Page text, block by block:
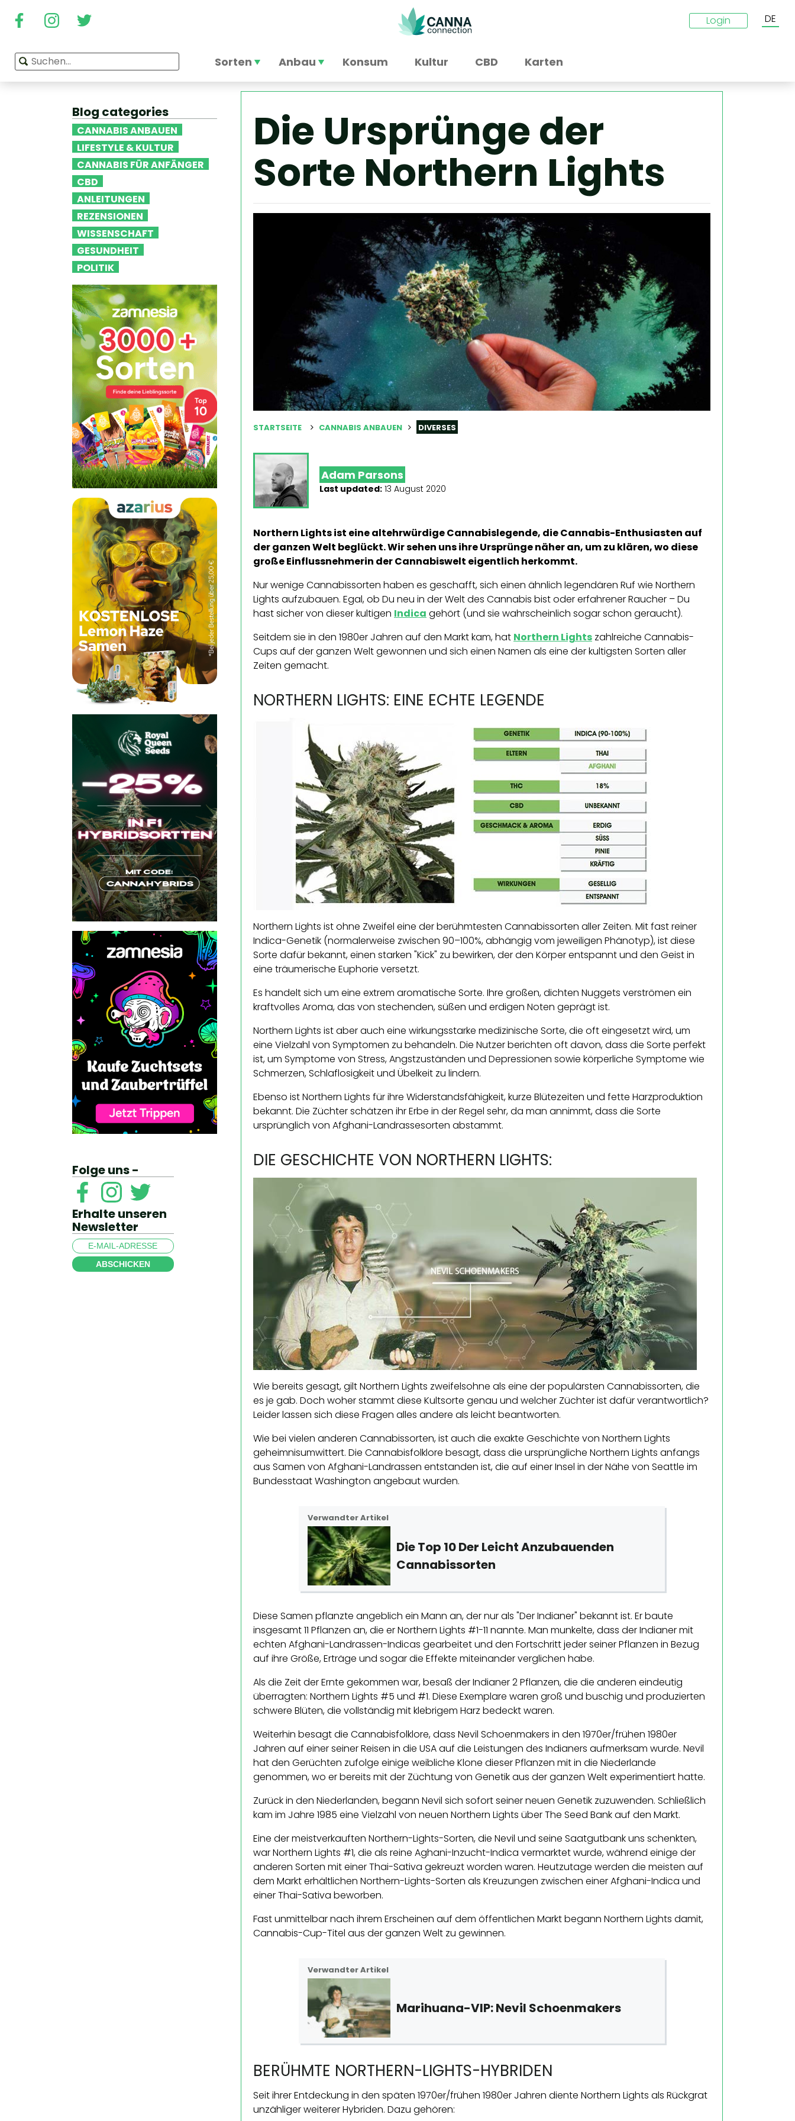
Login DE
Sorten Anbau Konsum Kultur CBD Karten
Blog categories
CANNABIS ANBAUEN
LIFESTYLE & KULTUR
CANNABIS FÜR ANFÄNGER
CBD
ANLEITUNGEN
REZENSIONEN
WISSENSCHAFT
GESUNDHEIT
POLITIK
Folge uns -
Erhalte unseren
Newsletter
ABSCHICKEN
Die Ursprünge der
Sorte Northern Lights
STARTSEITE CANNABIS ANBAUEN DIVERSES
Adam Parsons
Last updated: 13 August 2020
Northern Lights ist eine altehrwürdige Cannabislegende, die Cannabis-Enthusiasten auf
der ganzen Welt beglückt. Wir sehen uns ihre Ursprünge näher an, um zu klären, wo diese
große Einflussnehmerin der Cannabiswelt eigentlich herkommt.
Nur wenige Cannabissorten haben es geschafft, sich einen ähnlich legendären Ruf wie Northern
Lights aufzubauen. Egal, ob Du neu in der Welt des Cannabis bist oder erfahrener Raucher – Du
hast sicher von dieser kultigen Indica gehört (und sie wahrscheinlich sogar schon geraucht).
Seitdem sie in den 1980er Jahren auf den Markt kam, hat Northern Lights zahlreiche Cannabis-
Cups auf der ganzen Welt gewonnen und sich einen Namen als eine der kultigsten Sorten aller
Zeiten gemacht.
NORTHERN LIGHTS: EINE ECHTE LEGENDE
Northern Lights ist ohne Zweifel eine der berühmtesten Cannabissorten aller Zeiten. Mit fast reiner
Indica-Genetik (normalerweise zwischen 90–100%, abhängig vom jeweiligen Phänotyp), ist diese
Sorte dafür bekannt, einen starken "Kick" zu bewirken, der den Körper entspannt und den Geist in
eine träumerische Euphorie versetzt.
Es handelt sich um eine extrem aromatische Sorte. Ihre großen, dichten Nuggets verströmen ein
kraftvolles Aroma, das von stechenden, süßen und erdigen Noten geprägt ist.
Northern Lights ist aber auch eine wirkungsstarke medizinische Sorte, die oft eingesetzt wird, um
eine Vielzahl von Symptomen zu behandeln. Die Nutzer berichten oft davon, dass die Sorte perfekt
ist, um Symptome von Stress, Angstzuständen und Depressionen sowie körperliche Symptome wie
Schmerzen, Schlaflosigkeit und Übelkeit zu lindern.
Ebenso ist Northern Lights für ihre Widerstandsfähigkeit, kurze Blütezeiten und fette Harzproduktion
bekannt. Die Züchter schätzen ihr Erbe in der Regel sehr, da man annimmt, dass die Sorte
ursprünglich von Afghani-Landrassesorten abstammt.
DIE GESCHICHTE VON NORTHERN LIGHTS:
Wie bereits gesagt, gilt Northern Lights zweifelsohne als eine der populärsten Cannabissorten, die
es je gab. Doch woher stammt diese Kultsorte genau und welcher Züchter ist dafür verantwortlich?
Leider lassen sich diese Fragen alles andere als leicht beantworten.
Wie bei vielen anderen Cannabissorten, ist auch die exakte Geschichte von Northern Lights
geheimnisumwittert. Die Cannabisfolklore besagt, dass die ursprüngliche Northern Lights anfangs
aus Samen von Afghani-Landrassen entstanden ist, die auf einer Insel in der Nähe von Seattle im
Bundesstaat Washington angebaut wurden.
Verwandter Artikel
Die Top 10 Der Leicht Anzubauenden
Cannabissorten
Diese Samen pflanzte angeblich ein Mann an, der nur als "Der Indianer" bekannt ist. Er baute
insgesamt 11 Pflanzen an, die er Northern Lights #1-11 nannte. Man munkelte, dass der Indianer mit
echten Afghani-Landrassen-Indicas gearbeitet und den Fortschritt jeder seiner Pflanzen in Bezug
auf ihre Größe, Erträge und sogar die Effekte miteinander verglichen habe.
Als die Zeit der Ernte gekommen war, besaß der Indianer 2 Pflanzen, die die anderen eindeutig
überragten: Northern Lights #5 und #1. Diese Exemplare waren groß und buschig und produzierten
schwere Blüten, die vollständig mit klebrigem Harz bedeckt waren.
Weiterhin besagt die Cannabisfolklore, dass Nevil Schoenmakers in den 1970er/frühen 1980er
Jahren auf einer seiner Reisen in die USA auf die Leistungen des Indianers aufmerksam wurde. Nevil
hat den Gerüchten zufolge einige weibliche Klone dieser Pflanzen mit in die Niederlande
genommen, wo er bereits mit der Züchtung von Genetik aus der ganzen Welt experimentiert hatte.
Zurück in den Niederlanden, begann Nevil sich sofort seiner neuen Genetik zuzuwenden. Schließlich
kam im Jahre 1985 eine Vielzahl von neuen Northern Lights über The Seed Bank auf den Markt.
Eine der meistverkauften Northern-Lights-Sorten, die Nevil und seine Saatgutbank uns schenkten,
war Northern Lights #1, die als reine Aghani-Inzucht-Indica vermarktet wurde, während einige der
anderen Sorten mit einer Thai-Sativa gekreuzt worden waren. Heutzutage werden die meisten auf
dem Markt erhältlichen Northern-Lights-Sorten als Kreuzungen zwischen einer Afghani-Indica und
einer Thai-Sativa beworben.
Fast unmittelbar nach ihrem Erscheinen auf dem öffentlichen Markt begann Northern Lights damit,
Cannabis-Cup-Titel aus der ganzen Welt zu gewinnen.
Verwandter Artikel
Marihuana-VIP: Nevil Schoenmakers
BERÜHMTE NORTHERN-LIGHTS-HYBRIDEN
Seit ihrer Entdeckung in den späten 1970er/frühen 1980er Jahren diente Northern Lights als Rückgrat
unzähliger weiterer Hybriden. Dazu gehören: